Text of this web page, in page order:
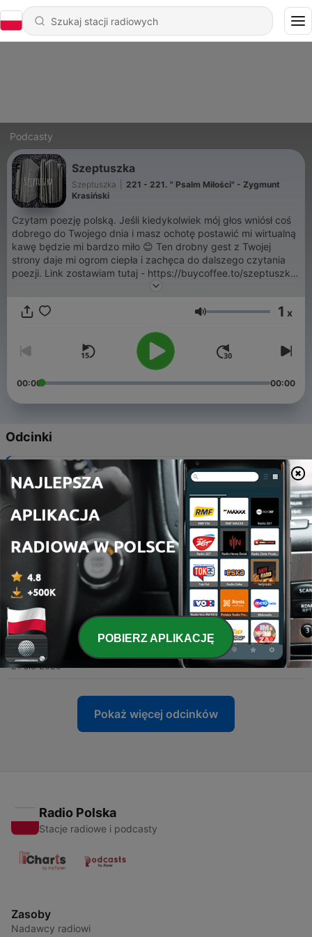
Podcasty
Szeptuszka
Szeptuszka
221 - 221. " Psalm Miłości" - Zygmunt
Krasiński
Czytam poezję polską. Jeśli kiedykolwiek mój głos wniósł coś
dobrego do Twojego dnia i masz ochotę postawić mi wirtualną
kawę będzie mi bardzo miło 😊 Ten drobny gest z Twojej
strony daje mi ogrom ciepła i zachęca do dalszego czytania
poezji. Link zostawiam tutaj - https://buycoffee.to/szeptuszka
A jeśli masz ochotę do mnie napisać to napisz na
obecność ❤️
Głośność 1 x
00:00 00:00
Odcinki
221. " Psalm Miłości" - Zygmunt Krasiński
22 gru 2025
220 220. "Tam, w moim kraju..." - Maria Konopnicka
219. "Psalm nadziei" - Zygmunt Krasiński
08 paź 2025
-
24 sie 2025
217 - 217. "Stokrotki" - Adam Asnyk
21 sie 2025
Pokaż więcej odcinków
Radio Polska
Stacje radiowe i podcasty
Zasoby
Nadawcy radiowi
POBIERZ APLIKACJĘ